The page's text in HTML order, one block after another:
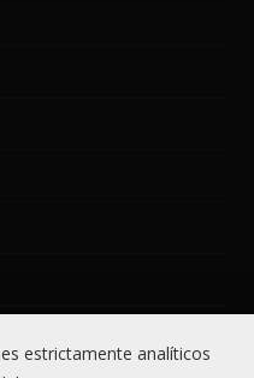
estrictamente analíticos